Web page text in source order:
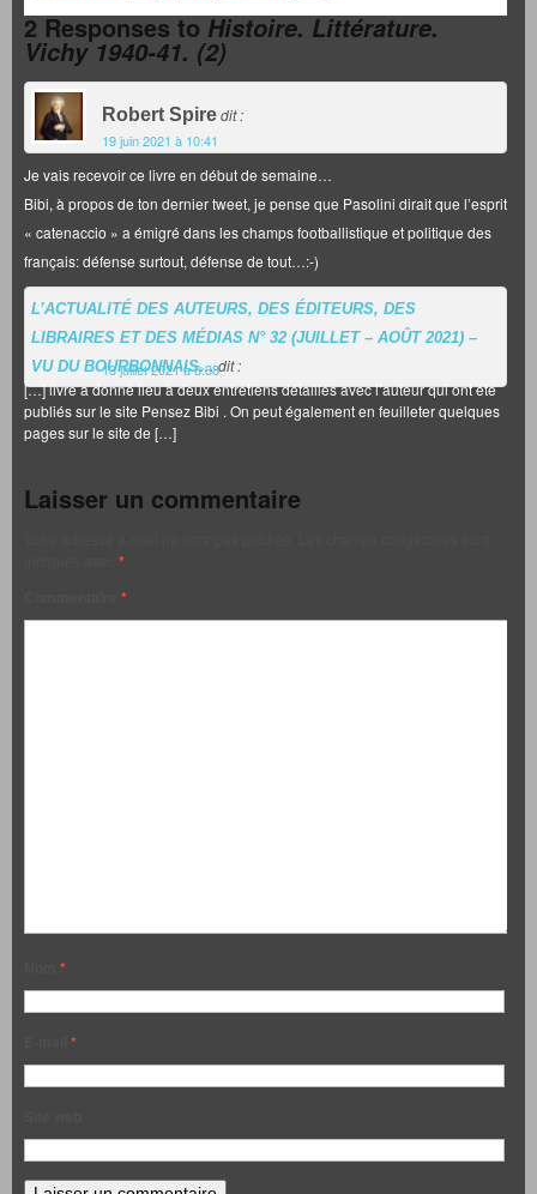
2 Responses toHistoire. Littérature.
Vichy 1940-41. (2)
Robert Spiredit :
19 juin 2021 à 10:41
Je vais recevoir ce livre en début de semaine…
Bibi, à propos de ton dernier tweet, je pense que Pasolini dirait que l’esprit
« catenaccio » a émigré dans les champs footballistique et politique des
français: défense surtout, défense de tout…:-)
L’ACTUALITÉ DES AUTEURS, DES ÉDITEURS, DES
LIBRAIRES ET DES MÉDIAS N° 32 (JUILLET – AOÛT 2021) –
VU DU BOURBONNAIS… dit :
13 juillet 2021 à 8:38
[…] livre a donné lieu à deux entretiens détaillés avec l’auteur qui ont été
publiés sur le site Pensez Bibi . On peut également en feuilleter quelques
pages sur le site de […]
Laisser un commentaire
*
*
*
*